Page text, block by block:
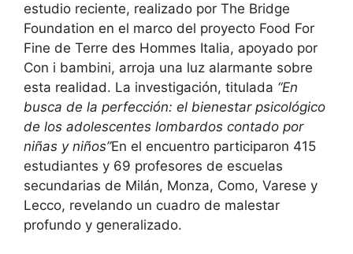
estudio reciente, realizado por The Bridge
Foundation en el marco del proyecto Food For
Fine de Terre des Hommes Italia, apoyado por
Con i bambini, arroja una luz alarmante sobre
esta realidad. La investigación, titulada “En
busca de la perfección: el bienestar psicológico
de los adolescentes lombardos contado por
niñas y niños”En el encuentro participaron 415
estudiantes y 69 profesores de escuelas
secundarias de Milán, Monza, Como, Varese y
Lecco, revelando un cuadro de malestar
profundo y generalizado.